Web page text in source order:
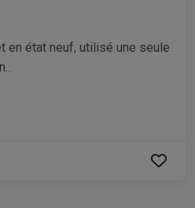
en état neuf, utilisé une seule